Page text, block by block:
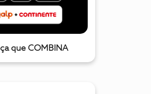
que COMBINA